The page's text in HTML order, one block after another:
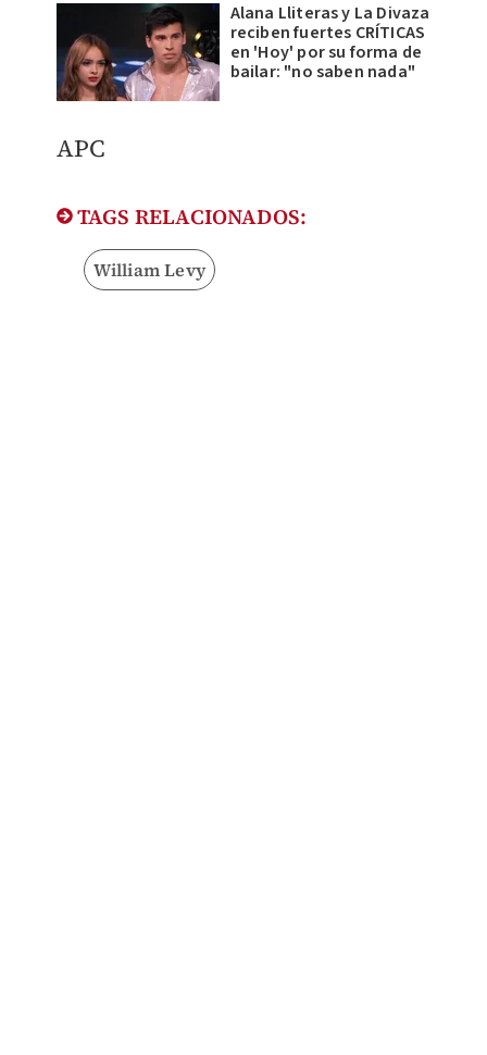
Alana Lliteras y La Divaza
reciben fuertes CRÍTICAS
en 'Hoy' por su forma de
bailar: "no saben nada"
APC
TAGS RELACIONADOS:
William Levy